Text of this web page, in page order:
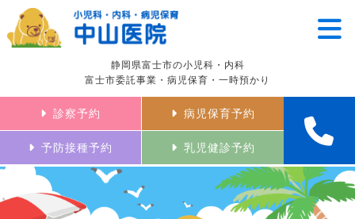
静岡県富士市の小児科・内科
富士市委託事業・病児保育・一時預かり
診察予約 病児保育予約
予防接種予約 乳児健診予約